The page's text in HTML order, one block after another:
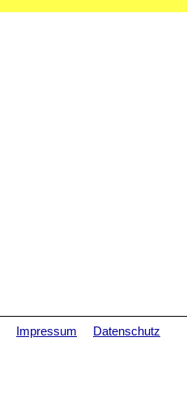
Impressum Datenschutz